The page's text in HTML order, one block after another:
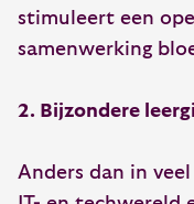
stimuleert een
samenwerking
2. Bijzondere
Anders dan in